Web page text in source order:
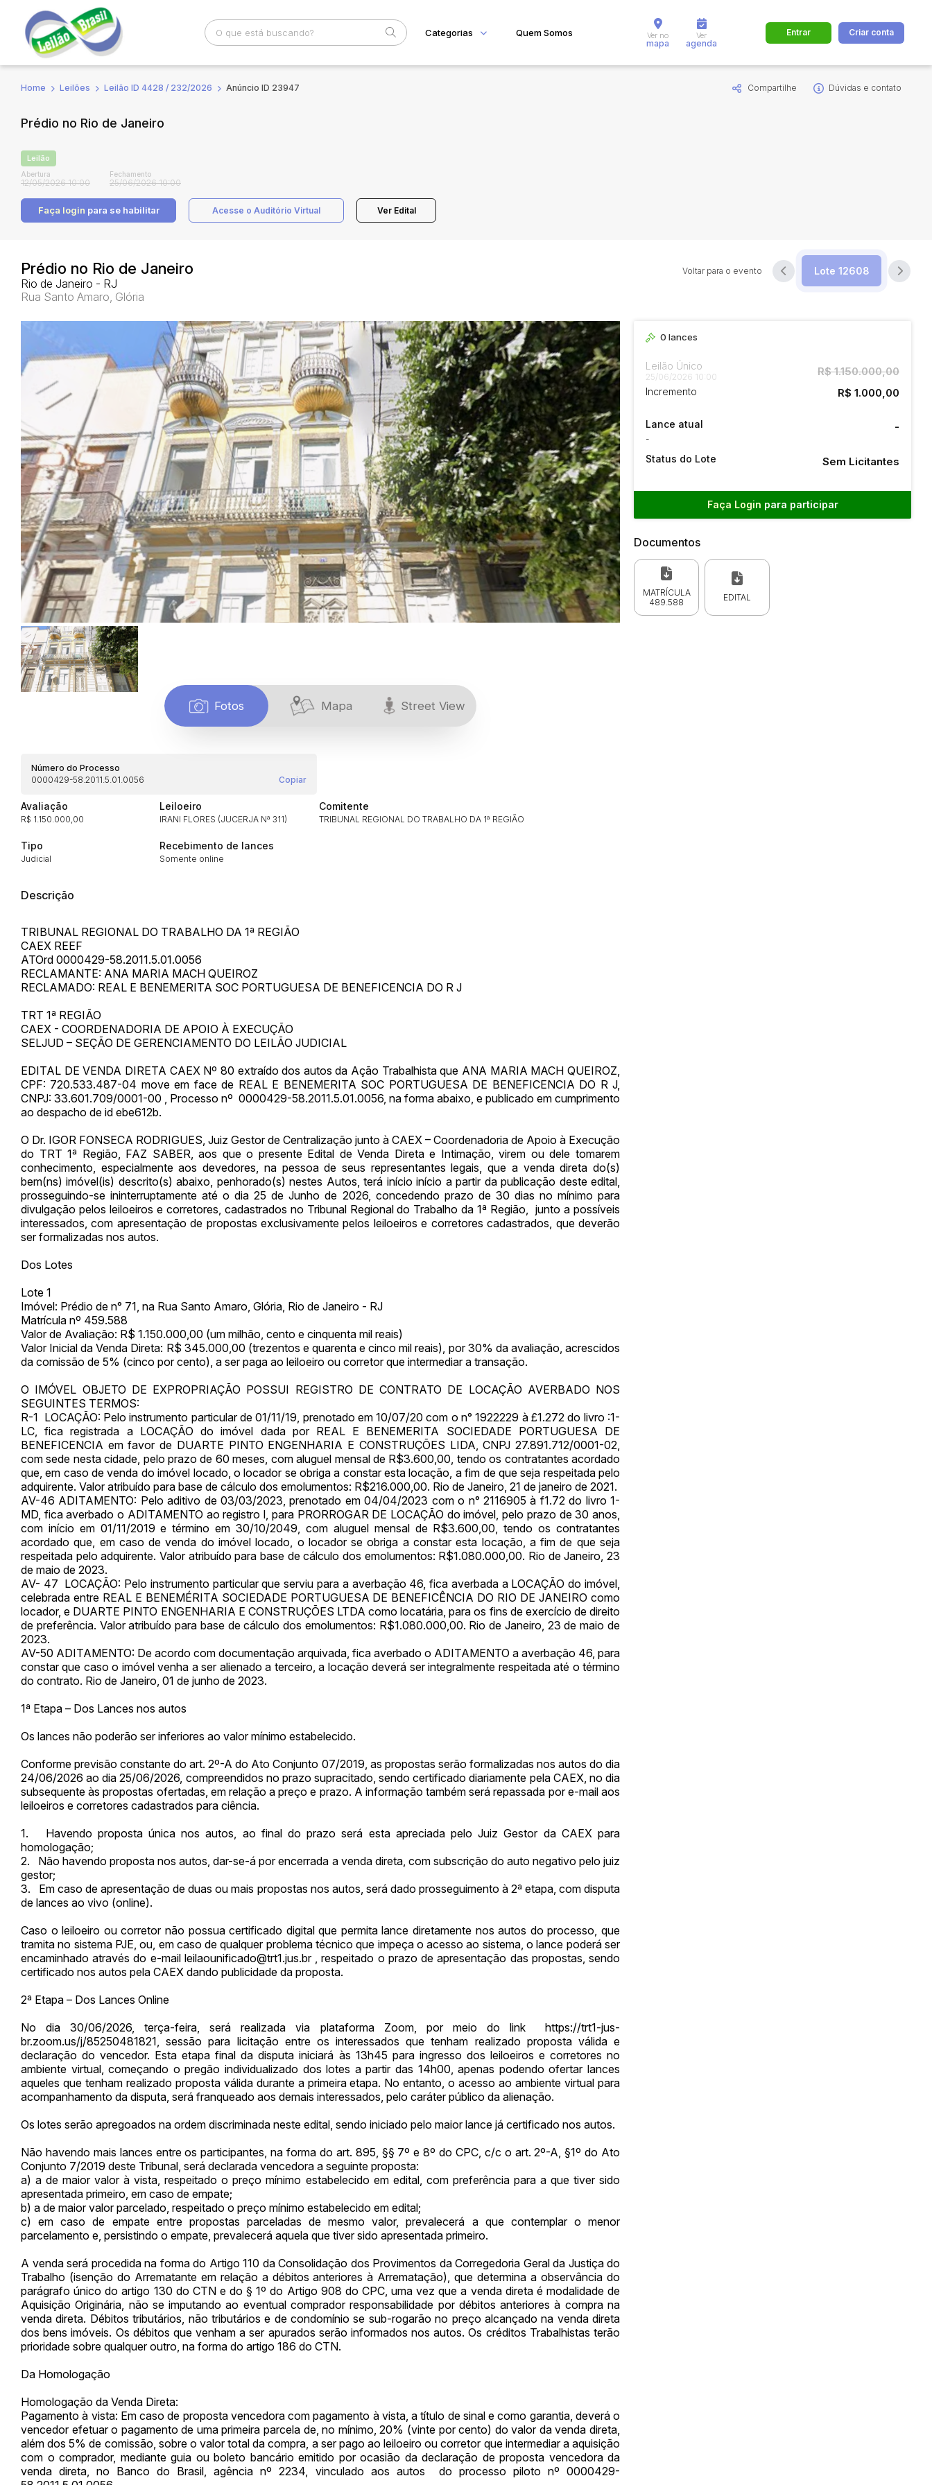
Busca por palavra-chave Categoria Cidade
Categorias Quem Somos Ver no
mapa
Ver
agenda
Entrar Criar conta
Home Leilões Leilão ID 4428 / 232/2026 Anúncio ID 23947 Compartilhe Dúvidas e contato
Prédio no Rio de Janeiro
Leilão
Abertura
12/05/2026 10:00
Fechamento
25/06/2026 10:00
Faça login para se habilitar Acesse o Auditório Virtual Ver Edital
Prédio no Rio de Janeiro
Rio de Janeiro - RJ
Rua Santo Amaro, Glória
Voltar para o evento
Fotos Mapa Street View
0 lances
Leilão Único
25/06/2026 10:00 R$ 1.150.000,00
Incremento R$ 1.000,00
Lance atual
-
-
Status do Lote Sem Licitantes
Faça Login para participar
Documentos
MATRÍCULA
489.588
EDITAL
Número do Processo
0000429-58.2011.5.01.0056
Copiar
Avaliação
R$ 1.150.000,00
Leiloeiro
IRANI FLORES (JUCERJA Nª 311)
Comitente
TRIBUNAL REGIONAL DO TRABALHO DA 1ª REGIÃO
Tipo
Judicial
Recebimento de lances
Somente online
Descrição
TRIBUNAL REGIONAL DO TRABALHO DA 1ª REGIÃO
CAEX REEF
ATOrd 0000429-58.2011.5.01.0056
RECLAMANTE: ANA MARIA MACH QUEIROZ
RECLAMADO: REAL E BENEMERITA SOC PORTUGUESA DE BENEFICENCIA DO R J
TRT 1ª REGIÃO
CAEX - COORDENADORIA DE APOIO À EXECUÇÃO
SELJUD – SEÇÃO DE GERENCIAMENTO DO LEILÃO JUDICIAL
EDITAL DE VENDA DIRETA CAEX Nº 80 extraído dos autos da Ação Trabalhista que ANA MARIA MACH QUEIROZ,
CPF: 720.533.487-04 move em face de REAL E BENEMERITA SOC PORTUGUESA DE BENEFICENCIA DO R J,
CNPJ: 33.601.709/0001-00 , Processo nº 0000429-58.2011.5.01.0056, na forma abaixo, e publicado em cumprimento
ao despacho de id ebe612b.
O Dr. IGOR FONSECA RODRIGUES, Juiz Gestor de Centralização junto à CAEX – Coordenadoria de Apoio à Execução
do TRT 1ª Região, FAZ SABER, aos que o presente Edital de Venda Direta e Intimação, virem ou dele tomarem
conhecimento, especialmente aos devedores, na pessoa de seus representantes legais, que a venda direta do(s)
bem(ns) imóvel(is) descrito(s) abaixo, penhorado(s) nestes Autos, terá início início a partir da publicação deste edital,
prosseguindo-se ininterruptamente até o dia 25 de Junho de 2026, concedendo prazo de 30 dias no mínimo para
divulgação pelos leiloeiros e corretores, cadastrados no Tribunal Regional do Trabalho da 1ª Região, junto a possíveis
interessados, com apresentação de propostas exclusivamente pelos leiloeiros e corretores cadastrados, que deverão
ser formalizadas nos autos.
Dos Lotes
Lote 1
Imóvel: Prédio de n° 71, na Rua Santo Amaro, Glória, Rio de Janeiro - RJ
Matrícula nº 459.588
Valor de Avaliação: R$ 1.150.000,00 (um milhão, cento e cinquenta mil reais)
Valor Inicial da Venda Direta: R$ 345.000,00 (trezentos e quarenta e cinco mil reais), por 30% da avaliação, acrescidos
da comissão de 5% (cinco por cento), a ser paga ao leiloeiro ou corretor que intermediar a transação.
O IMÓVEL OBJETO DE EXPROPRIAÇÃO POSSUI REGISTRO DE CONTRATO DE LOCAÇÃO AVERBADO NOS
SEGUINTES TERMOS:
R-1 LOCAÇÃO: Pelo instrumento particular de 01/11/19, prenotado em 10/07/20 com o n° 1922229 à £1.272 do livro :1-
LC, fica registrada a LOCAÇÃO do imóvel dada por REAL E BENEMERITA SOCIEDADE PORTUGUESA DE
BENEFICENCIA em favor de DUARTE PINTO ENGENHARIA E CONSTRUÇÕES LIDA, CNPJ 27.891.712/0001-02,
com sede nesta cidade, pelo prazo de 60 meses, com aluguel mensal de R$3.600,00, tendo os contratantes acordado
que, em caso de venda do imóvel locado, o locador se obriga a constar esta locação, a fim de que seja respeitada pelo
adquirente. Valor atribuído para base de cálculo dos emolumentos: R$216.000,00. Rio de Janeiro, 21 de janeiro de 2021.
AV-46 ADITAMENTO: Pelo aditivo de 03/03/2023, prenotado em 04/04/2023 com o n° 2116905 à f1.72 do livro 1-
MD, fica averbado o ADITAMENTO ao registro l, para PRORROGAR DE LOCAÇÃO do imóvel, pelo prazo de 30 anos,
com início em 01/11/2019 e término em 30/10/2049, com aluguel mensal de R$3.600,00, tendo os contratantes
acordado que, em caso de venda do imóvel locado, o locador se obriga a constar esta locação, a fim de que seja
respeitada pelo adquirente. Valor atribuído para base de cálculo dos emolumentos: R$1.080.000,00. Rio de Janeiro, 23
de maio de 2023.
AV- 47 LOCAÇÃO: Pelo instrumento particular que serviu para a averbação 46, fica averbada a LOCAÇÃO do imóvel,
celebrada entre REAL E BENEMÉRITA SOCIEDADE PORTUGUESA DE BENEFICÊNCIA DO RIO DE JANEIRO como
locador, e DUARTE PINTO ENGENHARIA E CONSTRUÇÕES LTDA como locatária, para os fins de exercício de direito
de preferência. Valor atribuído para base de cálculo dos emolumentos: R$1.080.000,00. Rio de Janeiro, 23 de maio de
2023.
AV-50 ADITAMENTO: De acordo com documentação arquivada, fica averbado o ADITAMENTO a averbação 46, para
constar que caso o imóvel venha a ser alienado a terceiro, a locação deverá ser integralmente respeitada até o término
do contrato. Rio de Janeiro, 01 de junho de 2023.
1ª Etapa – Dos Lances nos autos
Os lances não poderão ser inferiores ao valor mínimo estabelecido.
Conforme previsão constante do art. 2º-A do Ato Conjunto 07/2019, as propostas serão formalizadas nos autos do dia
24/06/2026 ao dia 25/06/2026, compreendidos no prazo supracitado, sendo certificado diariamente pela CAEX, no dia
subsequente às propostas ofertadas, em relação a preço e prazo. A informação também será repassada por e-mail aos
leiloeiros e corretores cadastrados para ciência.
1. Havendo proposta única nos autos, ao final do prazo será esta apreciada pelo Juiz Gestor da CAEX para
homologação;
2. Não havendo proposta nos autos, dar-se-á por encerrada a venda direta, com subscrição do auto negativo pelo juiz
gestor;
3. Em caso de apresentação de duas ou mais propostas nos autos, será dado prosseguimento à 2ª etapa, com disputa
de lances ao vivo (online).
Caso o leiloeiro ou corretor não possua certificado digital que permita lance diretamente nos autos do processo, que
tramita no sistema PJE, ou, em caso de qualquer problema técnico que impeça o acesso ao sistema, o lance poderá ser
encaminhado através do e-mail leilaounificado@trt1.jus.br, respeitado o prazo de apresentação das propostas, sendo
certificado nos autos pela CAEX dando publicidade da proposta.
2ª Etapa – Dos Lances Online
No dia 30/06/2026, terça-feira, será realizada via plataforma Zoom, por meio do link https://trt1-jus-
br.zoom.us/j/85250481821, sessão para licitação entre os interessados que tenham realizado proposta válida e
declaração do vencedor. Esta etapa final da disputa iniciará às 13h45 para ingresso dos leiloeiros e corretores no
ambiente virtual, começando o pregão individualizado dos lotes a partir das 14h00, apenas podendo ofertar lances
aqueles que tenham realizado proposta válida durante a primeira etapa. No entanto, o acesso ao ambiente virtual para
acompanhamento da disputa, será franqueado aos demais interessados, pelo caráter público da alienação.
Os lotes serão apregoados na ordem discriminada neste edital, sendo iniciado pelo maior lance já certificado nos autos.
Não havendo mais lances entre os participantes, na forma do art. 895, §§ 7º e 8º do CPC, c/c o art. 2º-A, §1º do Ato
Conjunto 7/2019 deste Tribunal, será declarada vencedora a seguinte proposta:
a) a de maior valor à vista, respeitado o preço mínimo estabelecido em edital, com preferência para a que tiver sido
apresentada primeiro, em caso de empate;
b) a de maior valor parcelado, respeitado o preço mínimo estabelecido em edital;
c) em caso de empate entre propostas parceladas de mesmo valor, prevalecerá a que contemplar o menor
parcelamento e, persistindo o empate, prevalecerá aquela que tiver sido apresentada primeiro.
A venda será procedida na forma do Artigo 110 da Consolidação dos Provimentos da Corregedoria Geral da Justiça do
Trabalho (isenção do Arrematante em relação a débitos anteriores à Arrematação), que determina a observância do
parágrafo único do artigo 130 do CTN e do § 1º do Artigo 908 do CPC, uma vez que a venda direta é modalidade de
Aquisição Originária, não se imputando ao eventual comprador responsabilidade por débitos anteriores à compra na
venda direta. Débitos tributários, não tributários e de condomínio se sub-rogarão no preço alcançado na venda direta
dos bens imóveis. Os débitos que venham a ser apurados serão informados nos autos. Os créditos Trabalhistas terão
prioridade sobre qualquer outro, na forma do artigo 186 do CTN.
Da Homologação
Homologação da Venda Direta:
Pagamento à vista: Em caso de proposta vencedora com pagamento à vista, a título de sinal e como garantia, deverá o
vencedor efetuar o pagamento de uma primeira parcela de, no mínimo, 20% (vinte por cento) do valor da venda direta,
além dos 5% de comissão, sobre o valor total da compra, a ser pago ao leiloeiro ou corretor que intermediar a aquisição
com o comprador, mediante guia ou boleto bancário emitido por ocasião da declaração de proposta vencedora da
venda direta, no Banco do Brasil, agência nº 2234, vinculado aos autos do processo piloto nº 0000429-
Envie sua Proposta (Art. 895, CPC)
Histórico de Propostas
Data Usuário
14/04/2025 18:43:11 TIAGOFELIPE
14/04/2025 18:43:11 TIAGOFELIPE
Habilite-se para efetuar lances ou propostas